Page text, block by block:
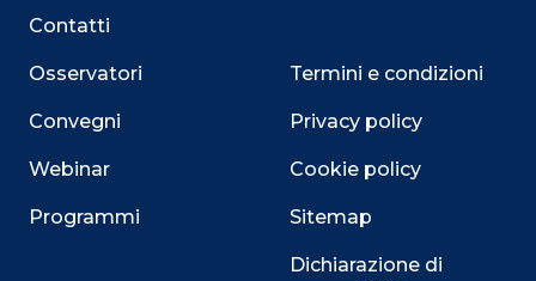
Contatti
Osservatori
Convegni
Webinar
Programmi
Termini e condizioni
Privacy policy
Cookie policy
Sitemap
Dichiarazione di